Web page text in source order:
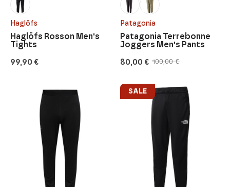
Haglöfs
99,90 €
Haglöfs Rosson Men's
Tights
Patagonia
100,00€
Original
was:
100,00 €.
80,00 €
Current
is:
80,00 €.
Patagonia Terrebonne
Joggers Men's Pants
SALE